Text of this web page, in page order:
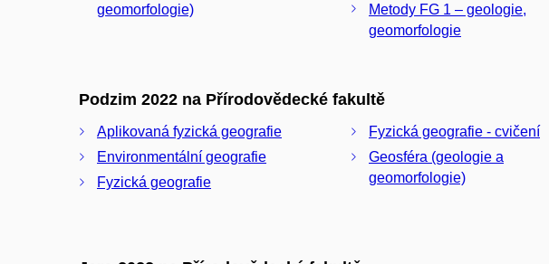
geomorfologie)
Metody FG 1 – geologie,
geomorfologie
Podzim 2022 na Přírodovědecké fakultě
Aplikovaná fyzická geografie
Environmentální geografie
Fyzická geografie
Fyzická geografie - cvičení
Geosféra (geologie a
geomorfologie)